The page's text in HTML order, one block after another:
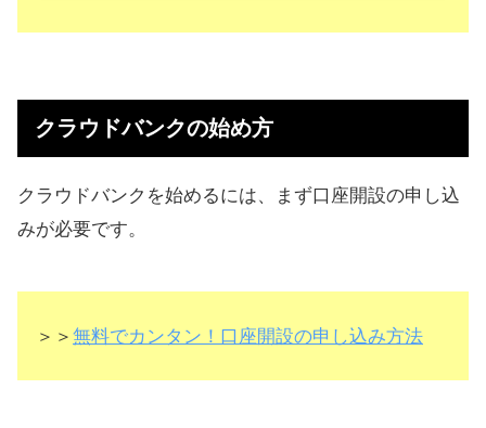
クラウドバンクの始め方
クラウドバンクを始めるには、まず口座開設の申し込
みが必要です。
＞＞ 無料でカンタン！口座開設の申し込み方法